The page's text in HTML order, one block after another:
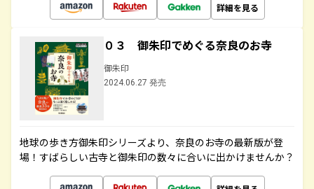
詳細を見る
０３ 御朱印でめぐる奈良のお寺
御朱印
2024.06.27 発売
地球の歩き方御朱印シリーズより、奈良のお寺の最新版が登
場！すばらしい古寺と御朱印の数々に合いに出かけませんか？